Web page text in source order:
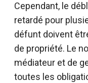
Cependant, le
retardé pour
défunt doivent
de propriété. Le
médiateur et de
toutes les